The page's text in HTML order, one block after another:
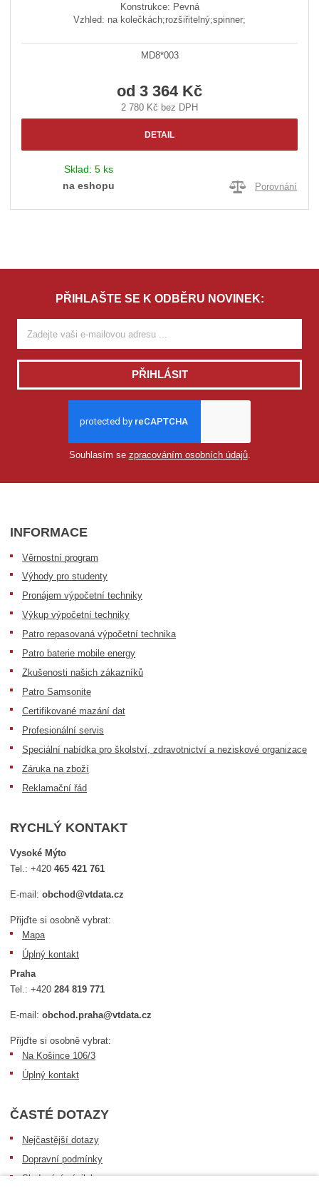
Konstrukce: Pevná
Vzhled: na kolečkách;rozšiřitelný;spinner;
MD8*003
od 3 364 Kč
2 780 Kč bez DPH
DETAIL
Sklad: 5 ks
na eshopu
Porovnání
PŘIHLAŠTE SE K ODBĚRU NOVINEK:
PŘIHLÁSIT
Souhlasím se zpracováním osobních údajů.
INFORMACE
Věrnostní program
Výhody pro studenty
Pronájem výpočetní techniky
Výkup výpočetní techniky
Patro repasovaná výpočetní technika
Patro baterie mobile energy
Zkušenosti našich zákazníků
Patro Samsonite
Certifikované mazání dat
Profesionální servis
Speciální nabídka pro školství, zdravotnictví a neziskové organizace
Záruka na zboží
Reklamační řád
RYCHLÝ KONTAKT
Vysoké Mýto
Tel.:+420465 421 761
E-mail:obchod@vtdata.cz
Přijďte si osobně vybrat:
Mapa
Úplný kontakt
Praha
Tel.:+420284 819 771
E-mail:obchod.praha@vtdata.cz
Přijďte si osobně vybrat:
Na Košince 106/3
Úplný kontakt
ČASTÉ DOTAZY
Nejčastější dotazy
Dopravní podmínky
Sledování zásilek